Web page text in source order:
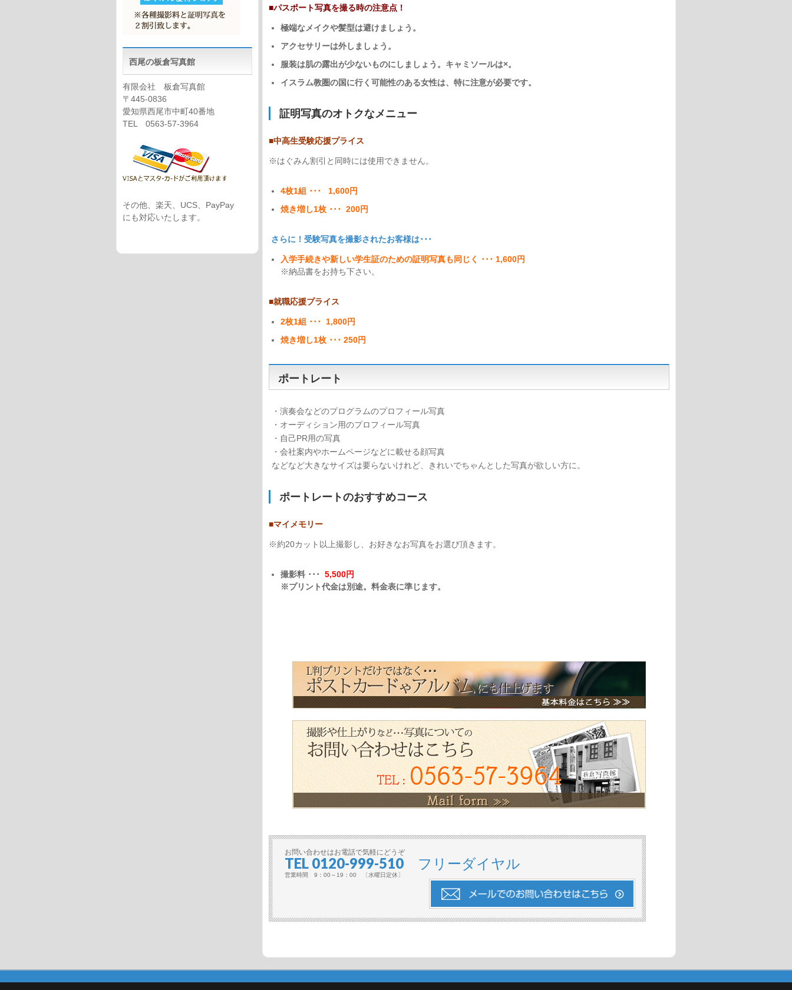
■パスポート写真を撮る時の注意点！
極端なメイクや髪型は避けましょう。
アクセサリーは外しましょう。
服装は肌の露出が少ないものにしましょう。キャミソールは×。
イスラム教圏の国に行く可能性のある女性は、特に注意が必要です。
証明写真のオトクなメニュー
■中高生受験応援プライス
※はぐみん割引と同時には使用できません。
4枚1組 ･･･ 1,600円
焼き増し1枚 ･･･ 200円
さらに！受験写真を撮影されたお客様は･･･
入学手続きや新しい学生証のための証明写真も同じく ･･･ 1,600円
※納品書をお持ち下さい。
■就職応援プライス
2枚1組 ･･･ 1,800円
焼き増し1枚 ･･･ 250円
ポートレート
・演奏会などのプログラムのプロフィール写真
・オーディション用のプロフィール写真
・自己PR用の写真
・会社案内やホームページなどに載せる顔写真
などなど大きなサイズは要らないけれど、きれいでちゃんとした写真が欲しい方に。
ポートレートのおすすめコース
■マイメモリー
※約20カット以上撮影し、お好きなお写真をお選び頂きます。
撮影料 ･･･
5,500円
※プリント代金は別途。料金表に準じます。
お問い合わせはお電話で気軽にどうぞ
TEL 0120-999-510 フリーダイヤル
営業時間 9：00～19：00 〔水曜日定休〕
西尾の板倉写真館
有限会社 板倉写真館
〒445-0836
愛知県西尾市中町40番地
TEL 0563-57-3964
その他、楽天、UCS、PayPay
にも対応いたします。